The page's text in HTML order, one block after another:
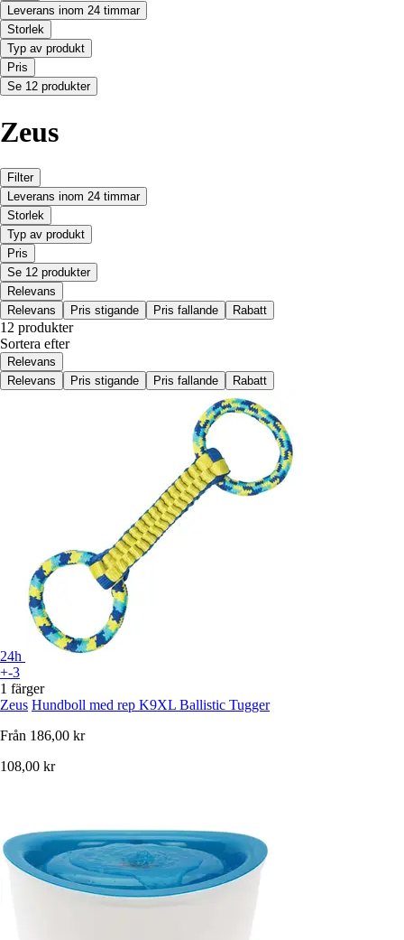
Leverans inom 24 timmar
Storlek
Typ av produkt
Pris
Se 12 produkter
Zeus
Filter
Leverans inom 24 timmar
Storlek
Typ av produkt
Pris
Se 12 produkter
Relevans
Relevans
Pris stigande Pris fallande Rabatt
12 produkter
Sortera efter
Relevans
Relevans
Pris stigande Pris fallande Rabatt
24h
+-3
1 färger
Zeus Hundboll med rep K9XL Ballistic Tugger
Från 186,00 kr
108,00 kr